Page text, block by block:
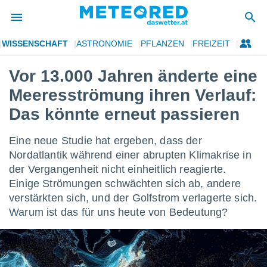
wurde
von
sind.
diese
die
WISSENSCHAFT ASTRONOMIE PFLANZEN FREIZEIT
Vor 13.000 Jahren änderte eine
Meeresströmung ihren Verlauf:
Das könnte erneut passieren
Eine neue Studie hat ergeben, dass der
Nordatlantik während einer abrupten Klimakrise in
der Vergangenheit nicht einheitlich reagierte.
Einige Strömungen schwächten sich ab, andere
verstärkten sich, und der Golfstrom verlagerte sich.
Warum ist das für uns heute von Bedeutung?